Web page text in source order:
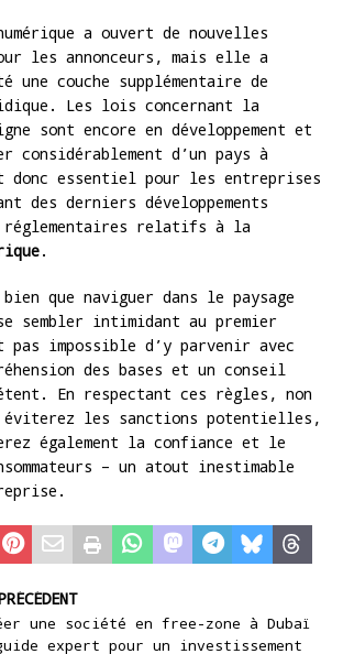
a ouvert de nouvelles
les annonceurs, mais elle a
une couche supplémentaire de
Les lois concernant la
sont encore en développement et
considérablement d’un pays à
essentiel pour les entreprises
des derniers développements
relatifs à la
.
que naviguer dans le paysage
sembler intimidant au premier
impossible d’y parvenir avec
des bases et un conseil
En respectant ces règles, non
éviterez les sanctions potentielles,
également la confiance et le
– un atout inestimable
une société en free-zone à Dubaï
expert pour un investissement